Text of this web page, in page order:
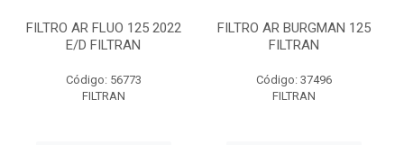
FILTRO AR FLUO 125 2022
E/D FILTRAN
Código: 56773
FILTRAN
FILTRO AR BURGMAN 125
FILTRAN
Código: 37496
FILTRAN